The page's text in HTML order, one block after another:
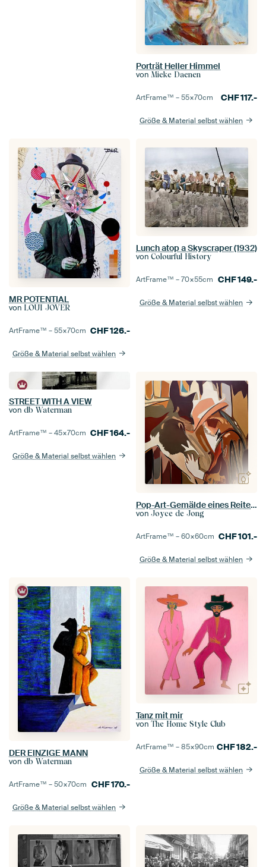
Porträt Heller Himmel
von Mieke Daenen
ArtFrame™ –55×70cm CHF117.-
Größe & Material selbst wählen
MR POTENTIAL
von LOUI JOVER
ArtFrame™ –55×70cm CHF126.-
Größe & Material selbst wählen
Lunch atop a Skyscraper (1932)
von Colourful History
ArtFrame™ –70×55cm CHF149.-
Größe & Material selbst wählen
STREET WITH A VIEW
von db Waterman
ArtFrame™ –45×70cm CHF164.-
Größe & Material selbst wählen
Pop-Art-Gemälde eines Reiters mit Pferd
von Joyce de Jong
ArtFrame™ –60×60cm CHF101.-
Größe & Material selbst wählen
DER EINZIGE MANN
von db Waterman
ArtFrame™ –50×70cm CHF170.-
Größe & Material selbst wählen
Tanz mit mir
von The Home Style Club
ArtFrame™ –85×90cm CHF182.-
Größe & Material selbst wählen